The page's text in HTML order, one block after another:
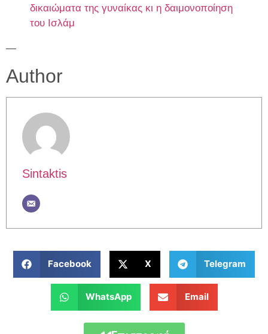
δικαιώματα της γυναίκας κι η δαιμονοποίηση
του Ισλάμ
—
Author
Sintaktis
Facebook X Telegram
WhatsApp Email